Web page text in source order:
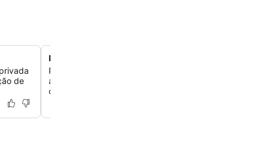
de
Piscina interior aquecida e hammam
Relaxe no Spa by Hermitage Gantois, que oferece uma
aquecida com jatos de balneoterapia para as costas e
de um tradicional banho turco.